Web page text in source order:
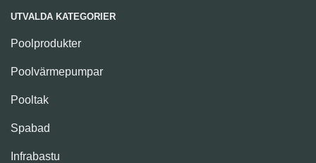
UTVALDA KATEGORIER
Poolprodukter
Poolvärmepumpar
Pooltak
Spabad
Infrabastu